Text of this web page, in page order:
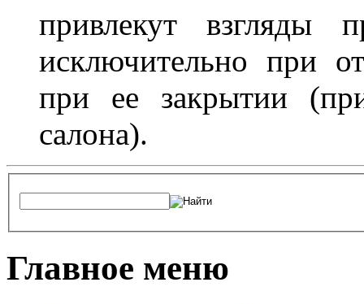
привлекут взгляды
исключительно при
при ее закрытии
салона).
Главное меню